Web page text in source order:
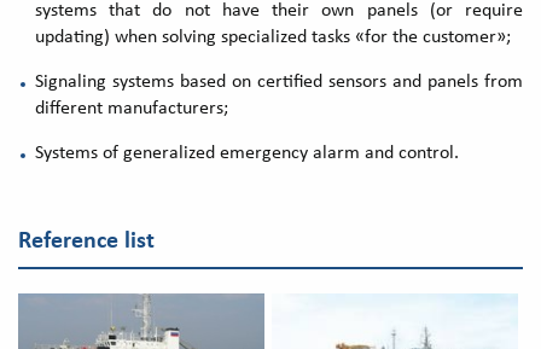
systems that do not have their own panels (or require
updating) when solving specialized tasks «for the customer»;
Signaling systems based on certified sensors and panels from
different manufacturers;
Systems of generalized emergency alarm and control.
Reference list